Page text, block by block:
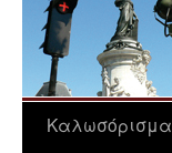
Aller
Καλωσόρισμα